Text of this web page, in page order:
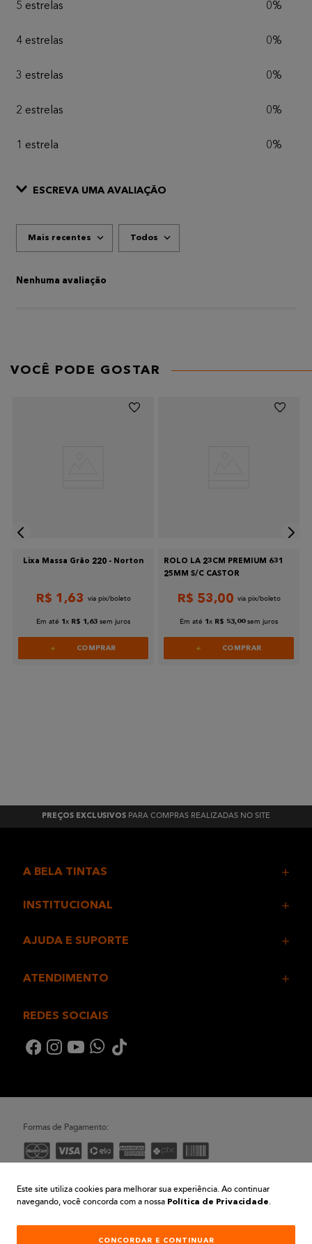
5 estrelas 0%
4 estrelas 0%
3 estrelas 0%
2 estrelas 0%
1 estrela 0%
ESCREVA UMA AVALIAÇÃO
Endereço de email
Enviar avaliação
Mais recentes Todos
Nenhuma avaliação
VOCÊ PODE GOSTAR
Lixa Massa Grão 220 - Norton
R$ 1 ,63
Em até 1 x R$ 1 ,63 sem juros
COMPRAR
ROLO LA 23CM PREMIUM 631
25MM S/C CASTOR
R$ 53,00
Em até 1 x R$ 53,00 sem juros
COMPRAR
PREÇOS EXCLUSIVOS PARA COMPRAS REALIZADAS NO SITE
A BELA TINTAS
INSTITUCIONAL
AJUDA E SUPORTE
ATENDIMENTO
REDES SOCIAIS
Formas de Pagamento:
Desenvolvimento e Tecnologia
Este site utiliza cookies para melhorar sua experiência. Ao continuar
navegando, você concorda com a nossa Política de Privacidade.
CONCORDAR E CONTINUAR